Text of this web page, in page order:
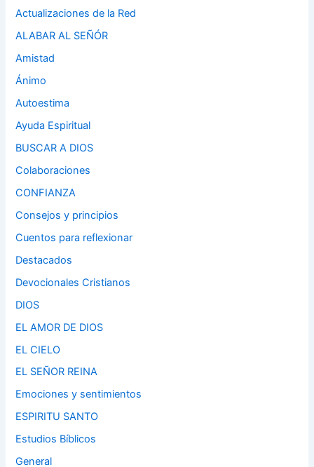
Actualizaciones de la Red
ALABAR AL SEÑÓR
Amistad
Ánimo
Autoestima
Ayuda Espiritual
BUSCAR A DIOS
Colaboraciones
CONFIANZA
Consejos y principios
Cuentos para reflexionar
Destacados
Devocionales Cristianos
DIOS
EL AMOR DE DIOS
EL CIELO
EL SEÑOR REINA
Emociones y sentimientos
ESPIRITU SANTO
Estudios Bíblicos
General